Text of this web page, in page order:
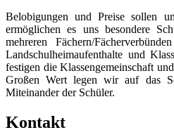
Belobigungen und Preise sollen
ermöglichen es uns besondere
mehreren Fächern/
Landschulheimaufenthalte und
festigen die Klassengemeinschaft
Großen Wert legen wir auf das
Miteinander der Schüler.
Kontakt